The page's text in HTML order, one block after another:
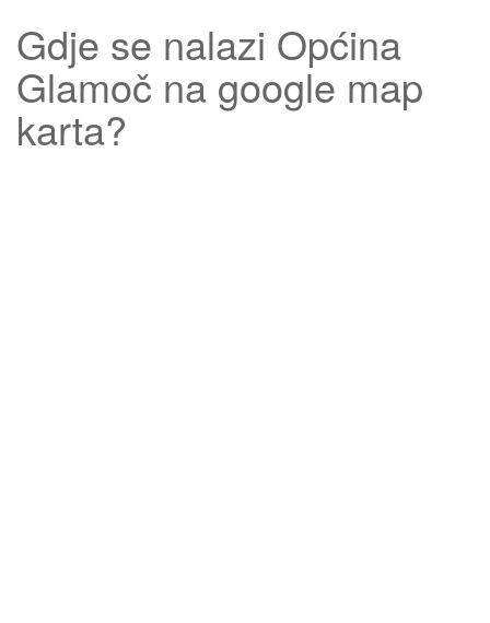
Gdje se nalazi Općina
Glamoč na google map
karta?